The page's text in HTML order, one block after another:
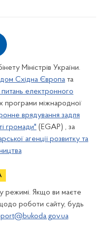
Міністрів України.
Східна Європа та
електронного
програми міжнародної
врядування задля
громади" (EGAP) , за
агенції розвитку та
режимі. Якщо ви маєте
роботи сайту, будь